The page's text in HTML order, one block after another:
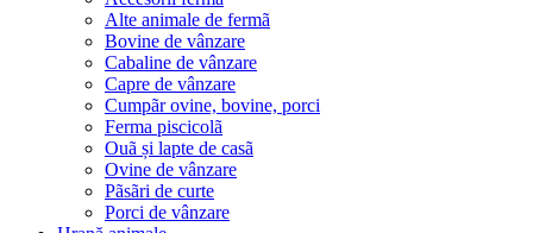
Alte animale de fermã
Bovine de vânzare
Cabaline de vânzare
Capre de vânzare
Cumpãr ovine, bovine, porci
Ferma piscicolã
Ouã și lapte de casã
Ovine de vânzare
Pãsãri de curte
Porci de vânzare